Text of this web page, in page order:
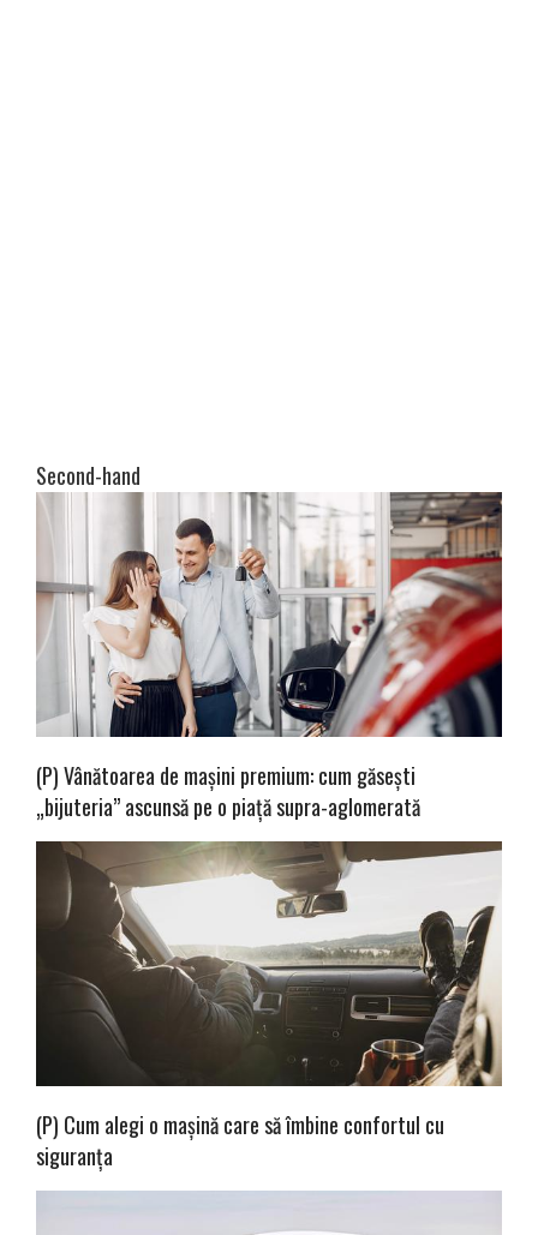
Second-hand
(P) Vânătoarea de mașini premium: cum găsești
„bijuteria” ascunsă pe o piață supra-aglomerată
(P) Cum alegi o mașină care să îmbine confortul cu
siguranța